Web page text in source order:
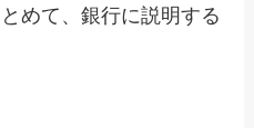
めて、銀行に説明する